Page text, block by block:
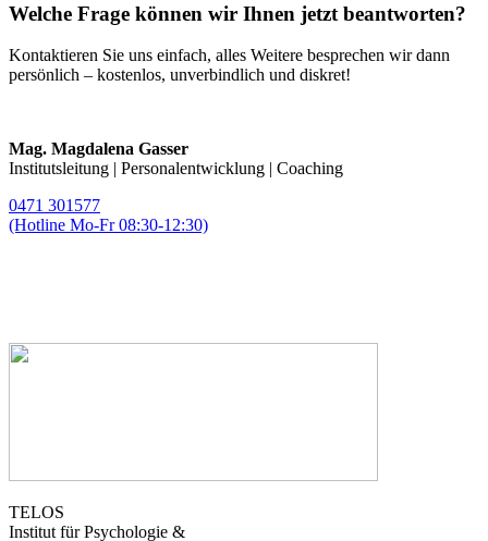
Welche Frage können wir Ihnen jetzt beantworten?
Kontaktieren Sie uns einfach, alles Weitere besprechen wir dann
persönlich – kostenlos, unverbindlich und diskret!
Mag. Magdalena Gasser
Institutsleitung | Personalentwicklung | Coaching
0471 301577
(Hotline Mo-Fr 08:30-12:30)
TELOS
Institut für Psychologie &